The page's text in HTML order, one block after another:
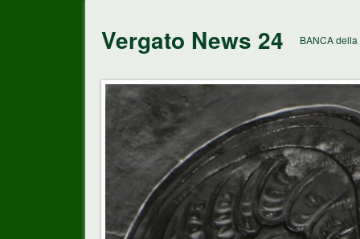
Vergato News 24 BANCA della